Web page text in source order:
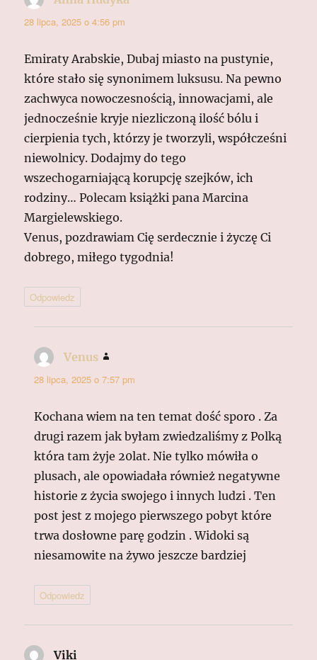
28 lipca, 2025 o 4:56 pm
Emiraty Arabskie, Dubaj miasto na pustynie,
które stało się synonimem luksusu. Na pewno
zachwyca nowoczesnością, innowacjami, ale
jednocześnie kryje niezliczoną ilość bólu i
cierpienia tych, którzy je tworzyli, współcześni
niewolnicy. Dodajmy do tego
wszechogarniającą korupcję szejków, ich
rodziny… Polecam książki pana Marcina
Margielewskiego.
Venus, pozdrawiam Cię serdecznie i życzę Ci
dobrego, miłego tygodnia!
Odpowiedz
Venus
28 lipca, 2025 o 7:57 pm
Kochana wiem na ten temat dość sporo . Za
drugi razem jak byłam zwiedzaliśmy z Polką
która tam żyje 20lat. Nie tylko mówiła o
plusach, ale opowiadała również negatywne
historie z życia swojego i innych ludzi . Ten
post jest z mojego pierwszego pobyt które
trwa dosłowne parę godzin . Widoki są
niesamowite na żywo jeszcze bardziej
Odpowiedz
Viki